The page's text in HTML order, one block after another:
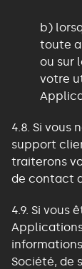
b)
toute
ou sur
votre
4.8. Si vous
support
traiterons
de contact
4.9. Si vous
Société, de